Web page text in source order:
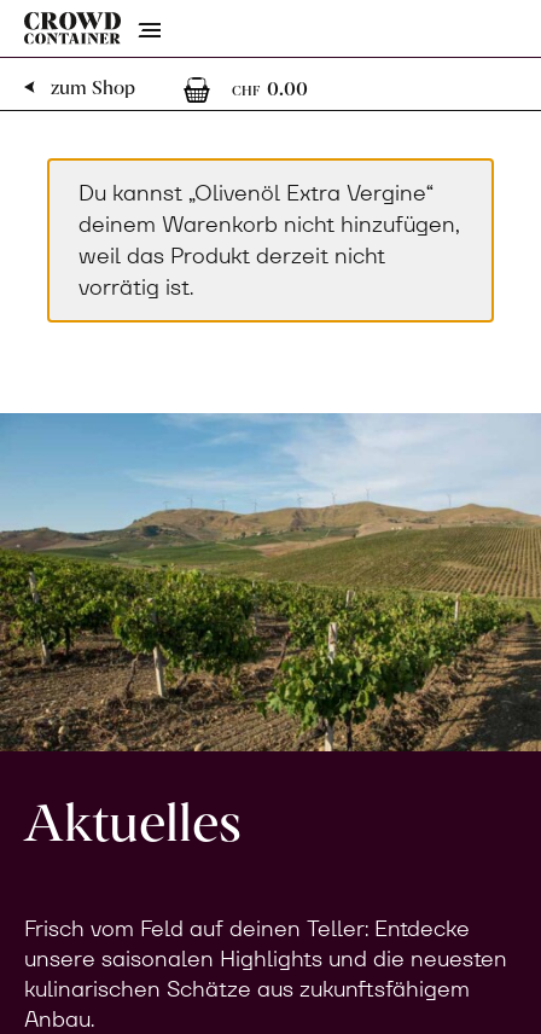
Menu
zum Shop
CHF 0.00
Du kannst „Olivenöl Extra Vergine“
deinem Warenkorb nicht hinzufügen,
weil das Produkt derzeit nicht
vorrätig ist.
Aktuelles
Frisch vom Feld auf deinen Teller: Entdecke
unsere saisonalen Highlights und die neuesten
kulinarischen Schätze aus zukunftsfähigem
Anbau.